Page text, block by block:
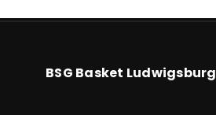
BSG Basket Ludwigsburg